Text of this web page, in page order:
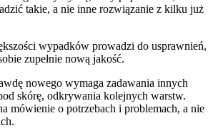
takie, a nie inne rozwiązanie z kilku już
wypadków prowadzi do usprawnień,
zupełnie nową jakość.
nowego wymaga zadawania innych
skórę, odkrywania kolejnych warstw.
mówienie o potrzebach i problemach, a nie